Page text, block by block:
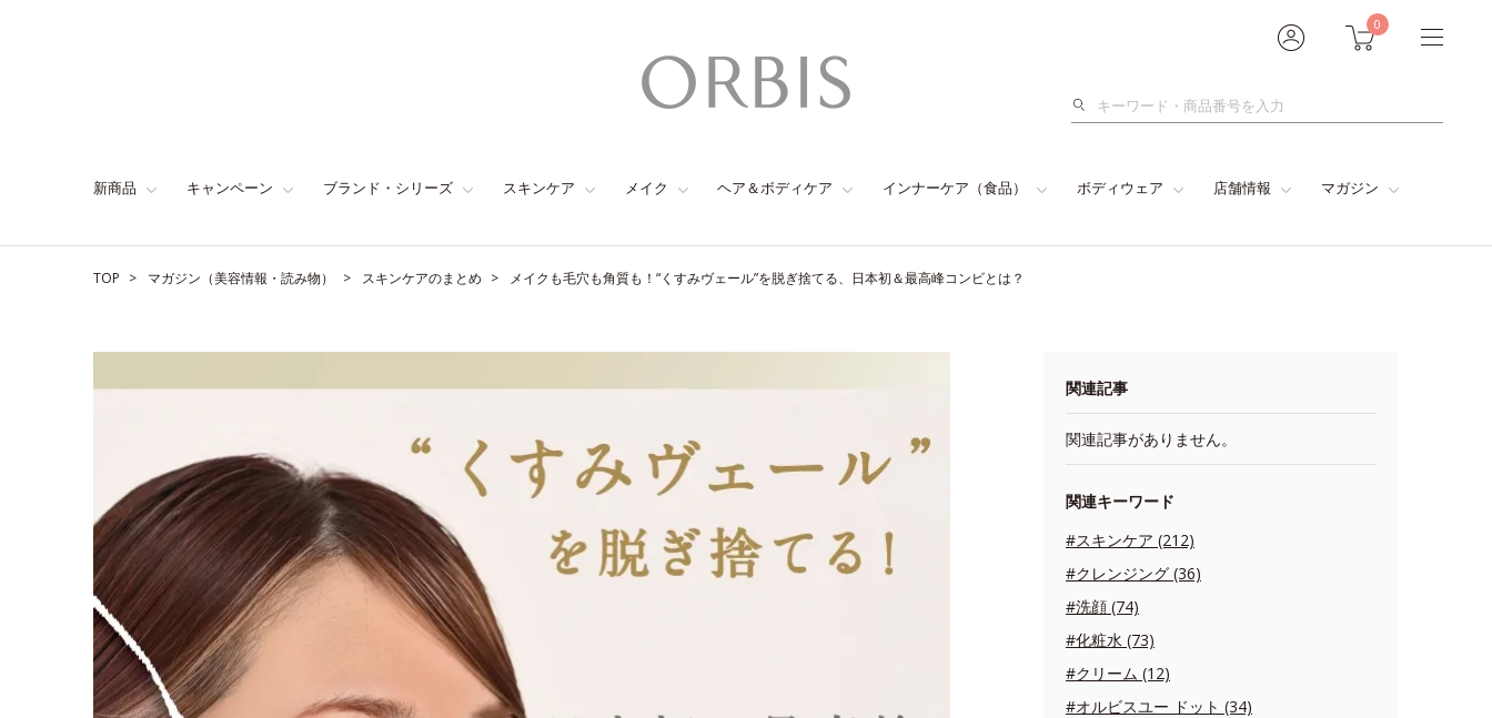
0
検
新商品 キャンペーン ブランド・シリーズ スキンケア メイク ヘア＆ボディケア インナーケア（食品） ボディウェア 店舗情報 マガジン
TOP マガジン（美容情報・読み物） スキンケアのまとめ メイクも毛穴も角質も！“くすみヴェール”を脱ぎ捨てる、日本初＆最高峰コンビとは？
関連記事
関連記事がありません。
関連キーワード
#スキンケア (212)
#クレンジング (36)
#洗顔 (74)
#化粧水 (73)
#クリーム (12)
#オルビスユー ドット (34)